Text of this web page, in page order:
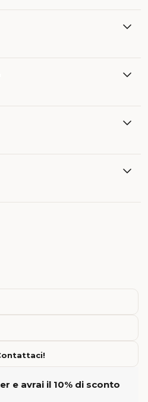
e avrai il 10% di sconto